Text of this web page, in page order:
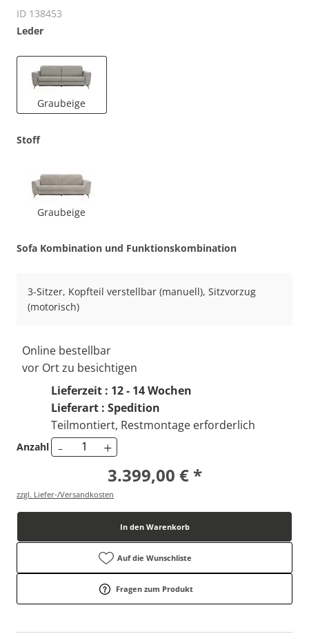
ID 138453
Leder
Graubeige
Stoff
Graubeige
Sofa Kombination und Funktionskombination
3-Sitzer, Kopfteil verstellbar (manuell), Sitzvorzug
(motorisch)
Online bestellbar
vor Ort zu besichtigen
Lieferzeit : 12 - 14 Wochen
Lieferart : Spedition
Teilmontiert, Restmontage erforderlich
Anzahl - +
3.399,00 € *
zzgl. Liefer-/Versandkosten
In den Warenkorb
Auf die Wunschliste
Fragen zum Produkt